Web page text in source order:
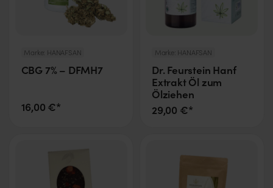
Marke: HANAFSAN
CBG 7% – DFMH7
16,00 €*
Marke: HANAFSAN
Dr. Feurstein Hanf
Extrakt Öl zum
Ölziehen
29,00 €*